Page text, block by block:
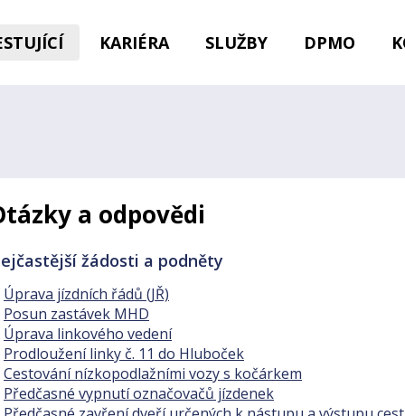
KARIÉRA SLUŽBY DPMO
a odpovědi
žádosti a podněty
Úprava jízdních řádů (JŘ)
Posun zastávek MHD
Úprava linkového vedení
Prodloužení linky č. 11 do Hluboček
Cestování nízkopodlažními vozy s kočárkem
Předčasné vypnutí označovačů jízdenek